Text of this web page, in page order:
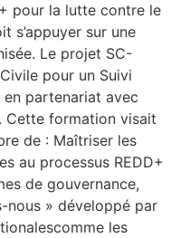
pour la lutte contre le
s’appuyer sur une
Le projet SC-
pour un Suivi
en partenariat avec
Cette formation visait
de : Maîtriser les
au processus REDD+
de gouvernance,
nous » développé par
les